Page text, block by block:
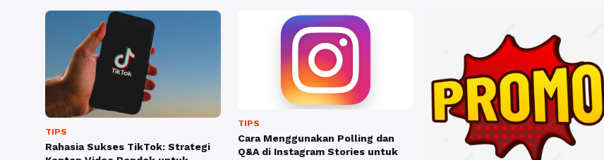
TIPS
Rahasia Sukses TikTok: Strategi
TIPS
Cara Menggunakan Polling dan
Q&A di Instagram Stories untuk